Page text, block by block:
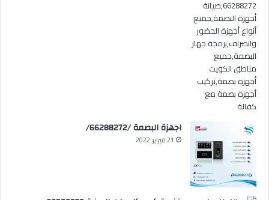
اجهزة البصمة /66288272/
21 فبراير، 2022